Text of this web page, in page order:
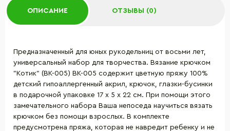
ОПИСАНИЕ ОТЗЫВЫ (0)
Предназначенный для юных рукодельниц от восьми лет,
универсальный набор для творчества. Вязание крючком
"Котик" (ВК-005) BK-005 содержит цветную пряжу 100%
детский гипоаллергенный акрил, крючок, глазки-бусинки
в подарочной упаковке 17 х 5 х 22 см. При помощи этого
замечательного набора Ваша непоседа научиться вязать
крючком без помощи взрослых. В комплекте
предусмотрена пряжа, которая не навредит ребенку и не